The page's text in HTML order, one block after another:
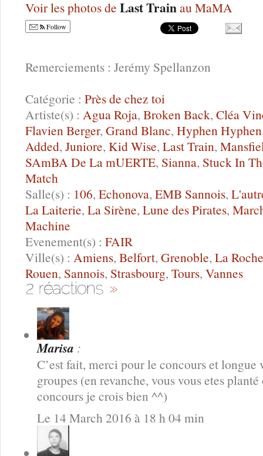
Voir les photos de Last Trainau MaMA
Follow
Remerciements : Jerémy Spellanzon
Catégorie : Près de chez toi
Artiste(s) : Agua Roja, Broken Back, Cléa
Flavien Berger, Grand Blanc, Hyphen Hyphen
Added, Juniore, Kid Wise, Last Train,
SAmBA De La mUERTE, Sianna, Stuck In
Match
Salle(s) : 106, Echonova, EMB Sannois,
La Laiterie, La Sirène, Lune des Pirates,
Machine
Evenement(s) : FAIR
Ville(s) : Amiens, Belfort, Grenoble, La
Rouen, Sannois, Strasbourg, Tours, Vannes
Marisa :
C’est fait, merci pour le concours et longue
groupes (en revanche, vous vous etes
concours je crois bien ^^)
Le 14 March 2016 à 18 h 04 min